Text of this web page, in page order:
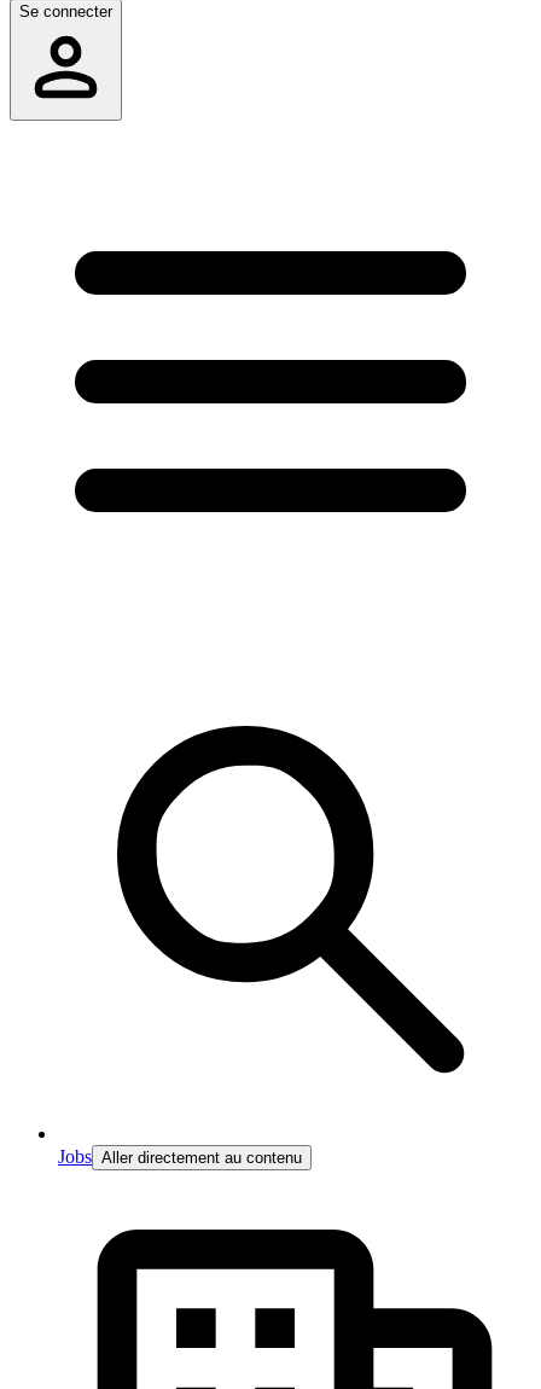
Se connecter
Jobs Aller directement au contenu